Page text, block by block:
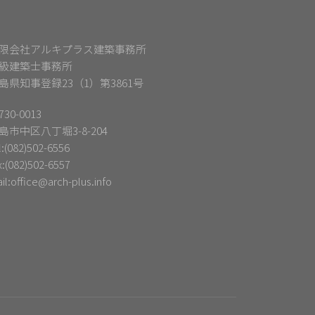
会社アルキプラス建築事務所
建築士事務所
県知事登録23（1）第3861号
0013
市中区八丁堀3-8-204
6556
6557
office@arch-plus.info